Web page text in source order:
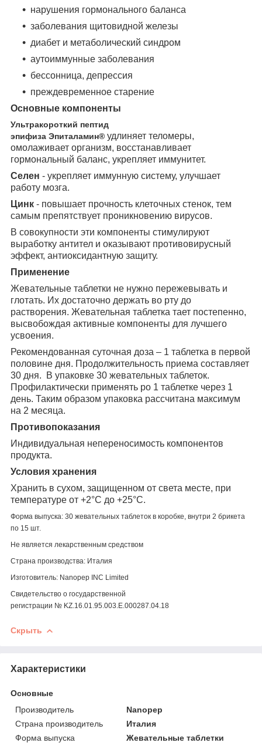
нарушения гормонального баланса
заболевания щитовидной железы
диабет и метаболический синдром
аутоиммунные заболевания
бессонница, депрессия
преждевременное старение
Основные компоненты
Ультракороткий пептид
эпифиза Эпиталамин® удлиняет теломеры,
омолаживает организм, восстанавливает
гормональный баланс, укрепляет иммунитет.
Селен - укрепляет иммунную систему, улучшает
работу мозга.
Цинк - повышает прочность клеточных стенок, тем
самым препятствует проникновению вирусов.
В совокупности эти компоненты стимулируют
выработку антител и оказывают противовирусный
эффект, антиоксидантную защиту.
Применение
Жевательные таблетки не нужно пережевывать и
глотать. Их достаточно держать во рту до
растворения. Жевательная таблетка тает постепенно,
высвобождая активные компоненты для лучшего
усвоения.
Рекомендованная суточная доза – 1 таблетка в первой
половине дня. Продолжительность приема составляет
30 дня. В упаковке 30 жевательных таблеток.
Профилактически применять ро 1 таблетке через 1
день. Таким образом упаковка рассчитана максимум
на 2 месяца.
Противопоказания
Индивидуальная непереносимость компонентов
продукта.
Условия хранения
Хранить в сухом, защищенном от света месте, при
температуре от +2°С до +25°С.
Форма выпуска: 30 жевательных таблеток в коробке, внутри 2 брикета
по 15 шт.
Не является лекарственным средством
Страна производства: Италия
Изготовитель: Nanopep INC Limited
Свидетельство о государственной
регистрации № KZ.16.01.95.003.Е.000287.04.18
Скрыть
Характеристики
Основные
Производитель
Nanopep
Страна производитель
Италия
Форма выпуска
Жевательные таблетки